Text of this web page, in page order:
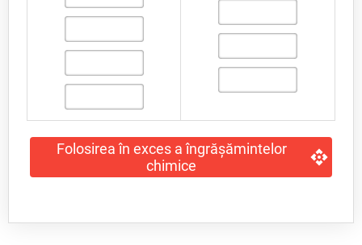
Folosirea în exces a îngrășămintelor
chimice